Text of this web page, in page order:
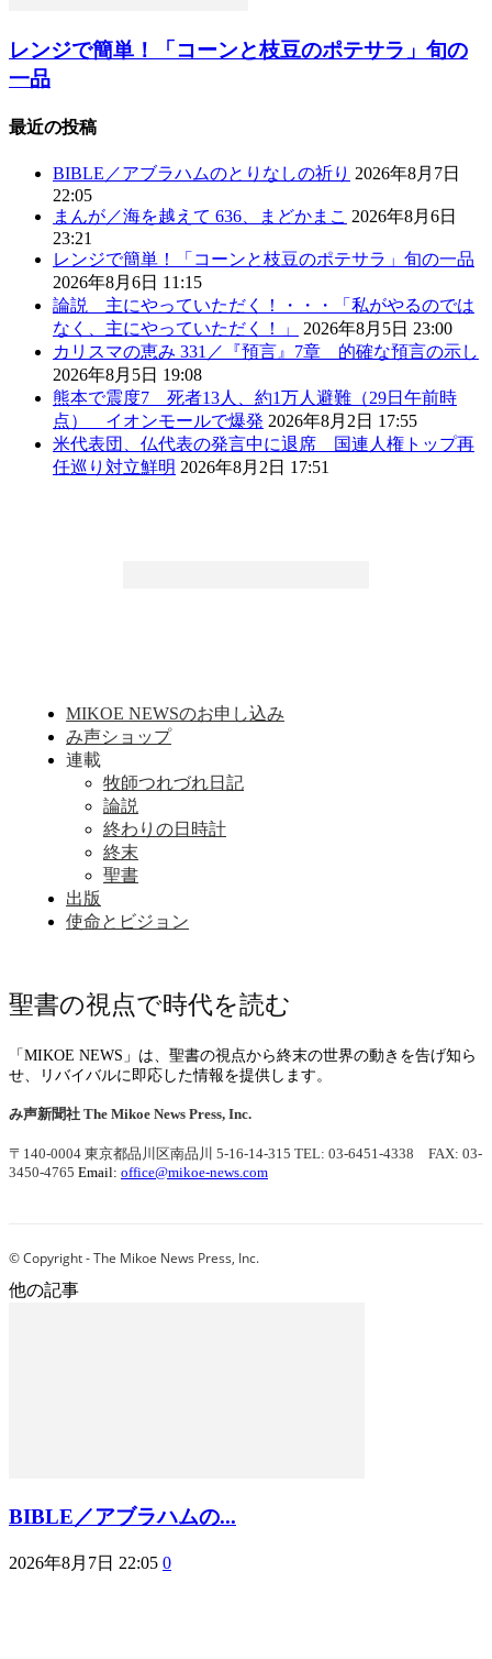
レンジで簡単！「コーンと枝豆のポテサラ」旬の
一品
最近の投稿
BIBLE／アブラハムのとりなしの祈り 2026年8月7日
22:05
まんが／海を越えて 636、まどかまこ 2026年8月6日
23:21
レンジで簡単！「コーンと枝豆のポテサラ」旬の一品
2026年8月6日 11:15
論説 主にやっていただく！・・・「私がやるのでは
なく、主にやっていただく！」
2026年8月5日 23:00
カリスマの恵み 331／『預言』7章 的確な預言の示し
2026年8月5日 19:08
熊本で震度7 死者13人、約1万人避難（29日午前時
点） イオンモールで爆発 2026年8月2日 17:55
米代表団、仏代表の発言中に退席 国連人権トップ再
任巡り対立鮮明 2026年8月2日 17:51
MIKOE NEWSのお申し込み
み声ショップ
連載
牧師つれづれ日記
論説
終わりの日時計
終末
聖書
出版
使命とビジョン
聖書の視点で時代を読む
「MIKOE NEWS」は、聖書の視点から終末の世界の動きを告げ知ら
せ、リバイバルに即応した情報を提供します。
み声新聞社 The Mikoe News Press, Inc.
〒140-0004 東京都品川区南品川 5-16-14-315 TEL: 03-6451-4338 FAX: 03-
3450-4765 Email: office@mikoe-news.com
© Copyright - The Mikoe News Press, Inc.
他の記事
BIBLE／アブラハムの...
2026年8月7日 22:05 0